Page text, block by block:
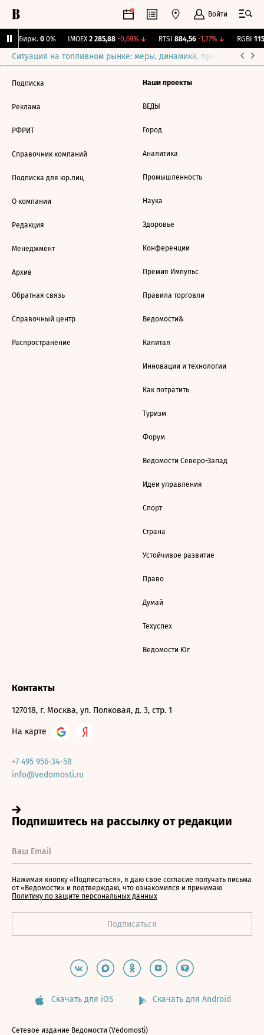
Войти
CNY Бирж. 0 0% IMOEX 2 285,88 -0,69%↓ RTSI 884,56 -1,27%↓ RGBI
Ситуация на топливном рынке: меры, динамика, прогнозы
Подписка
Реклама
РФРИТ
Справочник компаний
Подписка для юр.лиц
О компании
Редакция
Менеджмент
Архив
Обратная связь
Справочный центр
Распространение
Наши проекты
ВЕДЫ
Город
Аналитика
Промышленность
Наука
Здоровье
Конференции
Премия Импульс
Правила торговли
Ведомости&
Капитал
Инновации и технологии
Как потратить
Туризм
Форум
Ведомости Северо-Запад
Идеи управления
Спорт
Страна
Устойчивое развитие
Право
Думай
Техуспех
Ведомости Юг
Контакты
127018, г. Москва, ул. Полковая, д. 3, стр. 1
На карте
+7 495 956-34-58
info@vedomosti.ru
Нажимая кнопку «Подписаться», я даю свое согласие получать письма
от «Ведомости» и подтверждаю, что ознакомился и принимаю
Политику по защите персональных данных
Скачать для iOS Скачать для Android
Сетевое издание Ведомости (Vedomosti)